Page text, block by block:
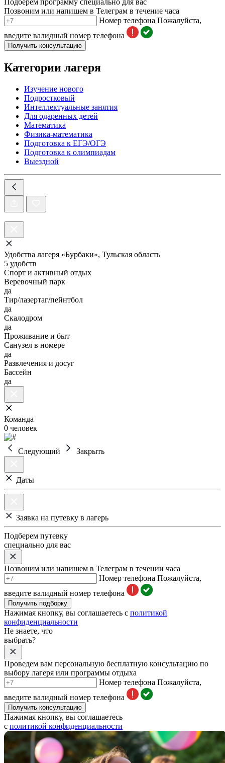
Подберем программу специально для вас
Позвоним или напишем в Телеграм в течение часа
Номер телефона Пожалуйста,
введите валидный номер телефона
Получить консультацию
Категории лагеря
Изучение нового
Подростковый
Интеллектуальные занятия
Для одаренных детей
Математика
Физика-математика
Подготовка к ЕГЭ/ОГЭ
Подготовка к олимпиадам
Выездной
Удобства лагеря «Бурбаки», Тульская область
5 удобств
Спорт и активный отдых
Веревочный парк
да
Тир/лазертаг/пейнтбол
да
Скалодром
да
Проживание и быт
Санузел в номере
да
Развлечения и досуг
Бассейн
да
Команда
0 человек
Следующий Закрыть
Даты
Заявка на путевку в лагерь
Подберем путевку
специально для вас
Позвоним или напишем в Телеграм в течении часа
Номер телефона Пожалуйста,
введите валидный номер телефона
Получить подборку
Нажимая кнопку, вы соглашаетесь с политикой
конфиденциальности
Не знаете, что
выбрать?
Проведем вам персональную бесплатную консультацию по
выбору лагеря или программы отдыха
Номер телефона Пожалуйста,
введите валидный номер телефона
Получить консультацию
Нажимая кнопку, вы соглашаетесь
с политикой конфиденциальности